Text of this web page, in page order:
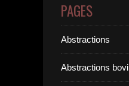
PAGES
Abstractions
Abstractions